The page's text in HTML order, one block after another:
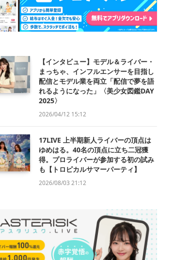
【インタビュー】モデル＆ライバー・
まっちゃ、インフルエンサーを目指し
配信とモデル業を両立「配信で夢を語
れるようになった」〈美少女図鑑DAY
2025〉
2026/04/12 15:12
17LIVE 上半期新人ライバーの頂点は
ゆめはる。40名の頂点に立ち二冠獲
得。プロライバーが参加する初の試み
も【トロピカルサマーパーティ】
2026/08/03 21:12